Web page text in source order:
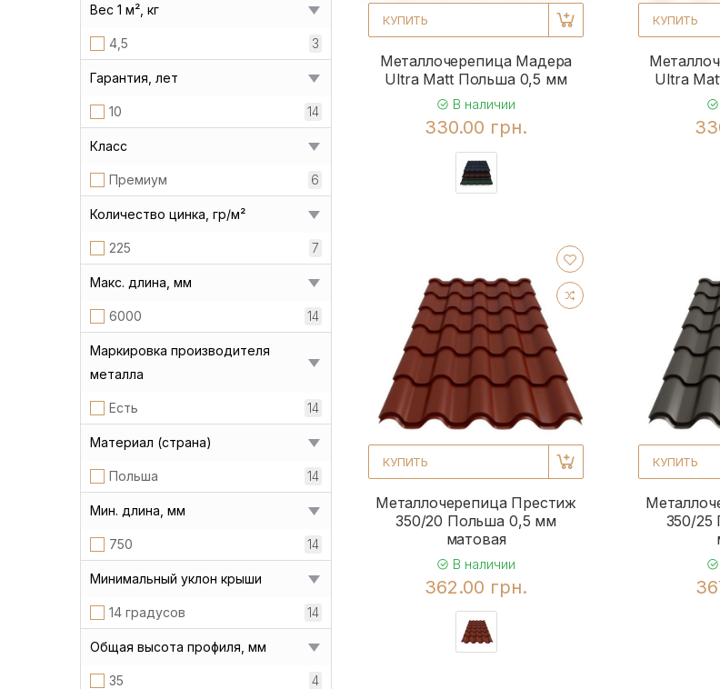
Вес 1 м², кг
4,5 3
Гарантия, лет
10 14
Класс
Премиум 6
Количество цинка, гр/м²
225 7
Макс. длина, мм
6000 14
Маркировка производителя
металла
Есть 14
Материал (страна)
Польша 14
Мин. длина, мм
750 14
Минимальный уклон крыши
14 градусов 14
Общая высота профиля, мм
35 4
КУПИТЬ
Металлочерепица Мадера
Ultra Matt Польша 0,5 мм
В наличии
330.00 грн.
КУПИТЬ
Ultra
КУПИТЬ
Металлочерепица Престиж
350/20 Польша 0,5 мм
матовая
В наличии
362.00 грн.
КУПИТЬ
350/